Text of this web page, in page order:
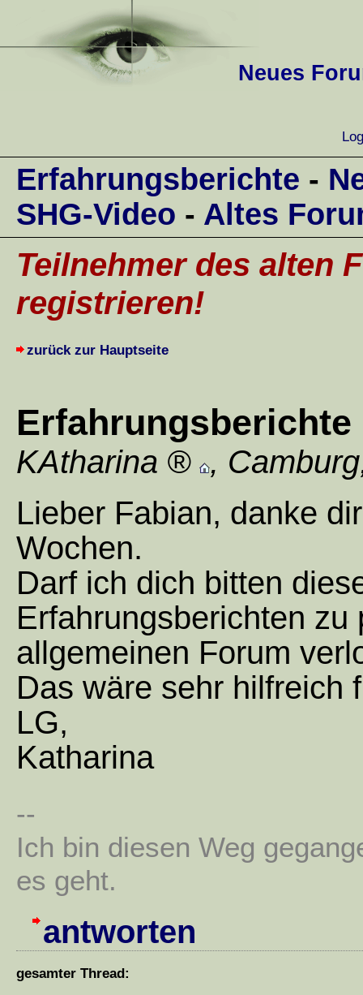
Neues
Erfahrungsberichte -
SHG-Video - Altes
Teilnehmer des alten
registrieren!
zurück zur Hauptseite
Erfahrungsberichte
KAtharina , Camburg
Lieber Fabian, danke
Wochen.
Darf ich dich bitten
Erfahrungsberichten
allgemeinen Forum
Das wäre sehr hilfreich
LG,
Katharina
--
Ich bin diesen Weg
es geht.
antworten
gesamter Thread: